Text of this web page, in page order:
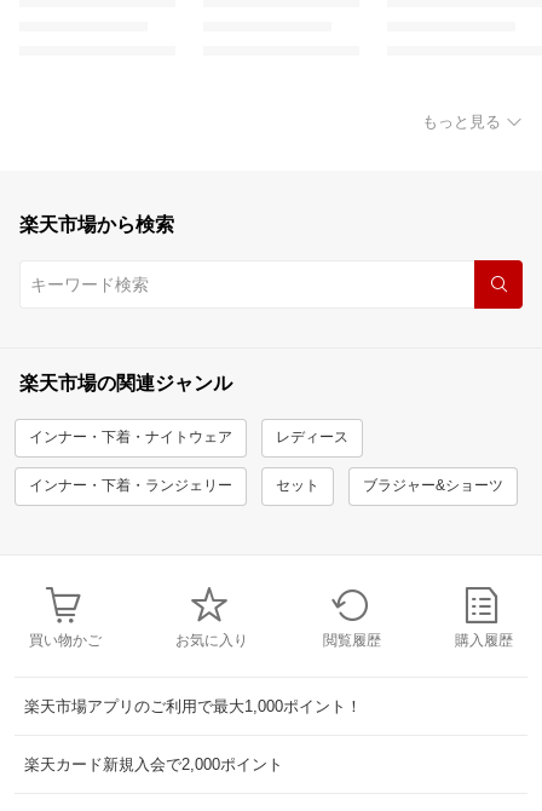
もっと見る
楽天市場から検索
楽天市場の関連ジャンル
インナー・下着・ナイトウェア レディース
インナー・下着・ランジェリー セット ブラジャー&ショーツ
買い物かご お気に入り 閲覧履歴 購入履歴
楽天市場アプリのご利用で最大1,000ポイント！
楽天カード新規入会で2,000ポイント